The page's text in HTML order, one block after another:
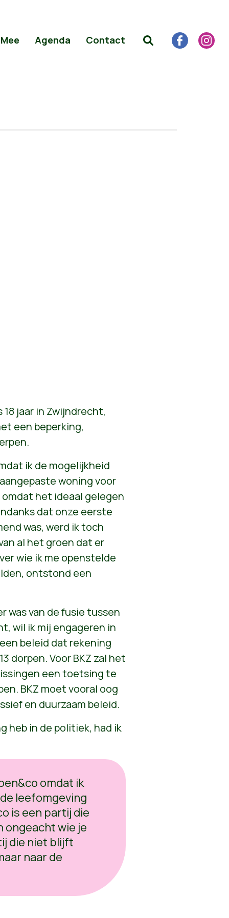
Agenda Contact
18 jaar in Zwijndrecht,
een beperking,
ik de mogelijkheid
woning voor
het ideaal gelegen
dat onze eerste
was, werd ik toch
al het groen dat er
wie ik me openstelde
ontstond een
was van de fusie tussen
wil ik mij engageren in
beleid dat rekening
dorpen. Voor BKZ zal het
een toetsing te
BKZ moet vooral oog
en duurzaam beleid.
heb in de politiek, had ik
omdat ik
leefomgeving
is een partij die
wie je
die niet blijft
naar de